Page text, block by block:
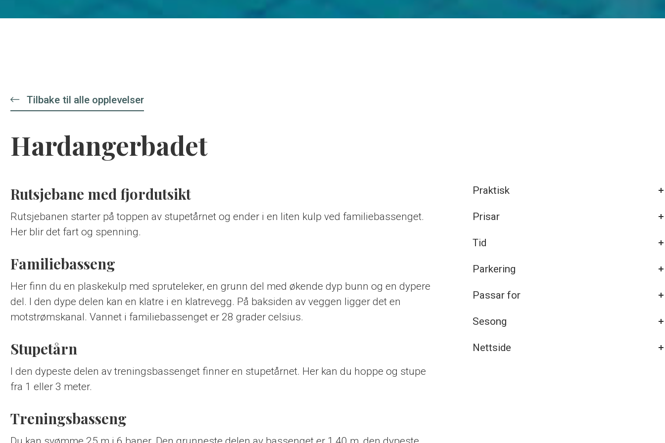
Tilbake til alle opplevelser
Hardangerbadet
Rutsjebane med fjordutsikt
Rutsjebanen starter på toppen av stupetårnet og ender i en liten kulp ved familiebassenget.
Her blir det fart og spenning.
Familiebasseng
Her finn du en plaskekulp med spruteleker, en grunn del med økende dyp bunn og en dypere
del. I den dype delen kan en klatre i en klatrevegg. På baksiden av veggen ligger det en
motstrømskanal. Vannet i familiebassenget er 28 grader celsius.
Stupetårn
I den dypeste delen av treningsbassenget finner en stupetårnet. Her kan du hoppe og stupe
fra 1 eller 3 meter.
Treningsbasseng
Praktisk
Prisar
Tid
Parkering
Passar for
Sesong
Nettside